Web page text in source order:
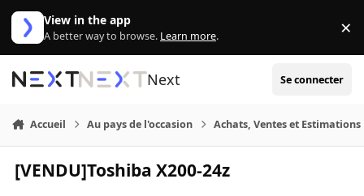
Aller au contenu
View in the app
A better way to browse. Learn more. ×
Next Se connecter
Accueil Au pays de l'occasion Achats, Ventes et Estimations
[VENDU]Toshiba X200-24z